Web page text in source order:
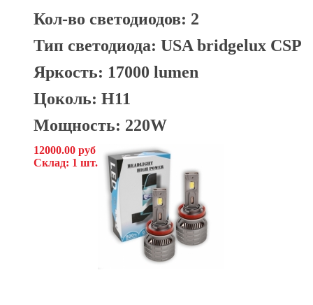
Кол-во светодиодов: 2
Тип светодиода: USA bridgelux CSP
Яркость: 17000 lumen
Цоколь: H11
Мощность: 220W
12000.00 руб
Склад: 1 шт.